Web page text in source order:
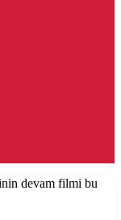
devam filmi bu